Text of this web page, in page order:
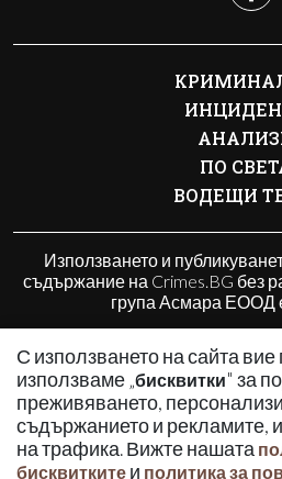
С използването на сайта
използваме „бисквитки" за
преживяването,
съдържанието и рекламите,
на трафика. Вижте нашата
бисквитките и политика за
ПО
ВОДЕЩИ
Използването и
съдържание на Crimes.BG без
група Асмара ЕООД
© 2010 - 2026 |
РЕКЛАМА
ОБЩИ